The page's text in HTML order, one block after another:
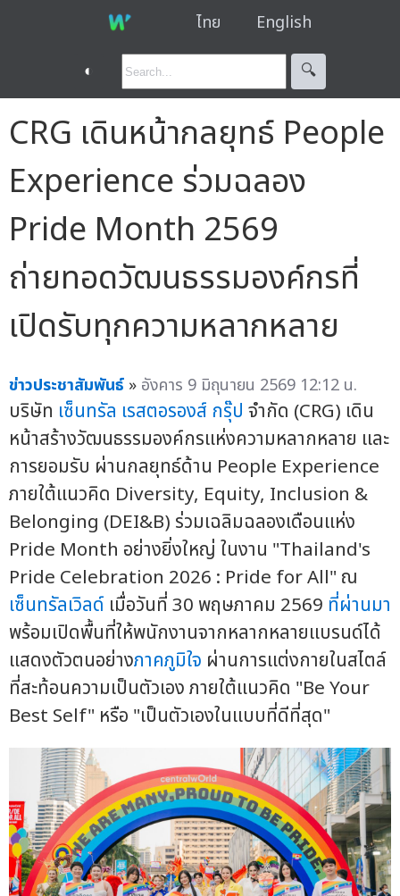
ไทย English
◐ 🔍︎
CRG เดินหน้ากลยุทธ์ People
Experience ร่วมฉลอง
Pride Month 2569
ถ่ายทอดวัฒนธรรมองค์กรที่
เปิดรับทุกความหลากหลาย
ข่าวประชาสัมพันธ์ » อังคาร 9 มิถุนายน 2569 12:12 น.
บริษัท เซ็นทรัล เรสตอรองส์ กรุ๊ป จำกัด (CRG) เดิน
หน้าสร้างวัฒนธรรมองค์กรแห่งความหลากหลาย และ
การยอมรับ ผ่านกลยุทธ์ด้าน People Experience
ภายใต้แนวคิด Diversity, Equity, Inclusion &
Belonging (DEI&B) ร่วมเฉลิมฉลองเดือนแห่ง
Pride Month อย่างยิ่งใหญ่ ในงาน "Thailand's
Pride Celebration 2026 : Pride for All" ณ
เซ็นทรัลเวิลด์ เมื่อวันที่ 30 พฤษภาคม 2569 ที่ผ่านมา
พร้อมเปิดพื้นที่ให้พนักงานจากหลากหลายแบรนด์ได้
แสดงตัวตนอย่างภาคภูมิใจ ผ่านการแต่งกายในสไตล์
ที่สะท้อนความเป็นตัวเอง ภายใต้แนวคิด "Be Your
Best Self" หรือ "เป็นตัวเองในแบบที่ดีที่สุด"